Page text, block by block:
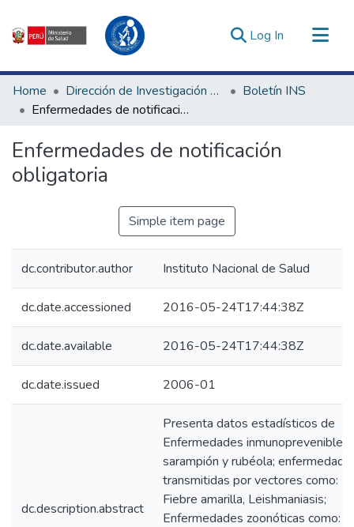
Log In (current)
Communities & Collections
All of DSpace
Estadísticas Externas
Enlaces de interés ▾
Home Dirección de Investigación e Innovación en Salud
Boletín INS
Enfermedades de notificación obligatoria
Enfermedades de notificación
obligatoria
Simple item page
dc.contributor.author Instituto Nacional de Salud
dc.date.accessioned 2016-05-24T17:44:38Z
dc.date.available 2016-05-24T17:44:38Z
dc.date.issued 2006-01
dc.description.abstract
Presenta datos estadísticos de
Enfermedades inmunoprevenibles
sarampión y rubéola;
transmitidas por vectores como:
Fiebre amarilla, Leishmaniasis;
Enfermedades zoonóticas como: